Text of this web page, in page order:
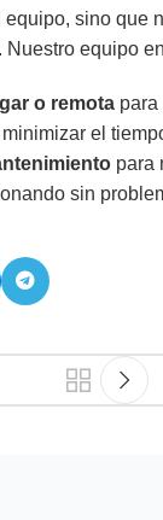
sino que
equipo
o remota para
el
para
sin